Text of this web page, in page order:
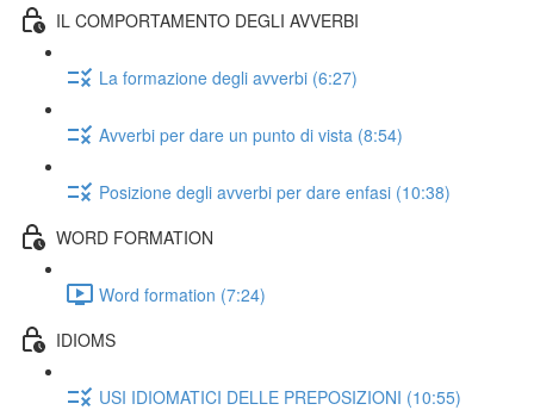
IL COMPORTAMENTO DEGLI AVVERBI
La formazione degli avverbi (6:27)
Avverbi per dare un punto di vista (8:54)
Posizione degli avverbi per dare enfasi (10:38)
WORD FORMATION
Word formation (7:24)
IDIOMS
USI IDIOMATICI DELLE PREPOSIZIONI (10:55)